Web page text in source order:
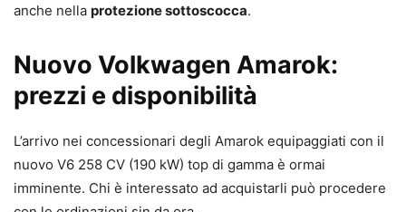
anche nella protezione sottoscocca.
Nuovo Volkwagen Amarok:
prezzi e disponibilità
L’arrivo nei concessionari degli Amarok equipaggiati con il
nuovo V6 258 CV (190 kW) top di gamma è ormai
imminente. Chi è interessato ad acquistarli può procedere